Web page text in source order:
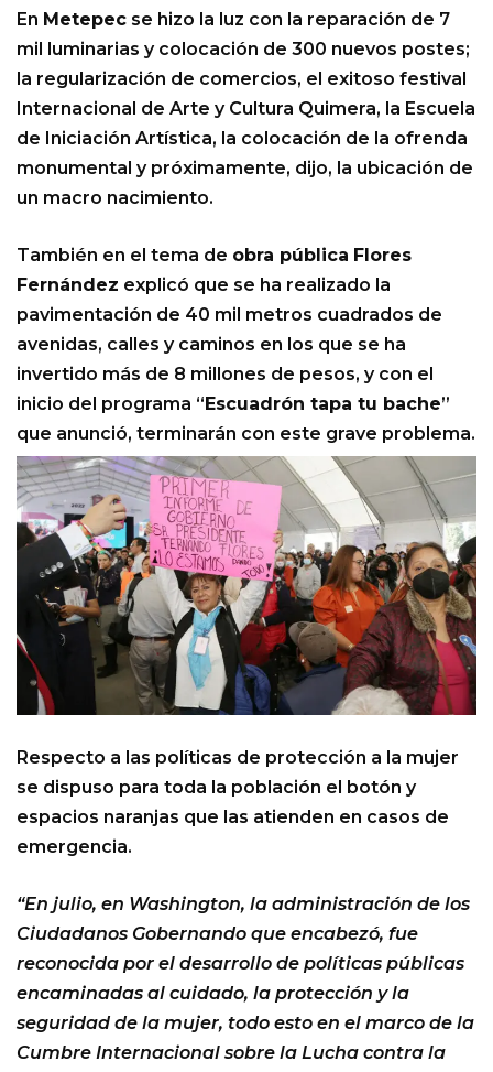
En Metepec se hizo la luz con la reparación de 7
mil luminarias y colocación de 300 nuevos postes;
la regularización de comercios, el exitoso festival
Internacional de Arte y Cultura Quimera, la Escuela
de Iniciación Artística, la colocación de la ofrenda
monumental y próximamente, dijo, la ubicación de
un macro nacimiento.
También en el tema de obra pública Flores
Fernández explicó que se ha realizado la
pavimentación de 40 mil metros cuadrados de
avenidas, calles y caminos en los que se ha
invertido más de 8 millones de pesos, y con el
inicio del programa “Escuadrón tapa tu bache”
que anunció, terminarán con este grave problema.
Respecto a las políticas de protección a la mujer
se dispuso para toda la población el botón y
espacios naranjas que las atienden en casos de
emergencia.
“En julio, en Washington, la administración de los
Ciudadanos Gobernando que encabezó, fue
reconocida por el desarrollo de políticas públicas
encaminadas al cuidado, la protección y la
seguridad de la mujer, todo esto en el marco de la
Cumbre Internacional sobre la Lucha contra la